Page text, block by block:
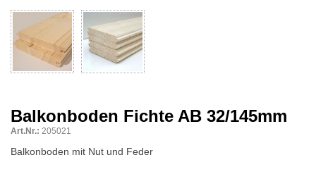
Balkonboden Fichte AB 32/145mm
Art.Nr.: 205021
Balkonboden mit Nut und Feder